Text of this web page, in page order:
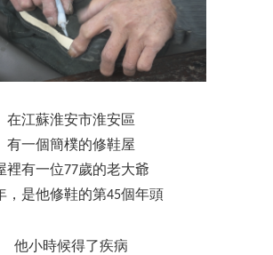
在江蘇淮安市淮安區
有一個簡樸的修鞋屋
裡有一位77歲的老大爺
，是他修鞋的第45個年頭
他小時候得了疾病